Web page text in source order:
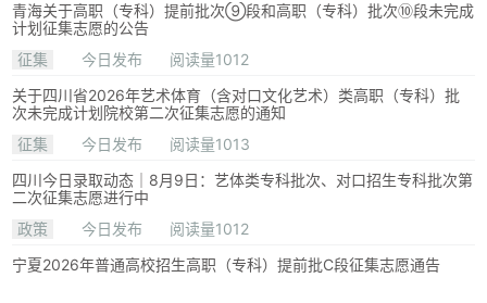
青海关于高职（专科）提前批次⑨段和高职（专科）批次⑩段未完成
计划征集志愿的公告
征集
今日发布
阅读量1012
关于四川省2026年艺术体育（含对口文化艺术）类高职（专科）批
次未完成计划院校第二次征集志愿的通知
征集
今日发布
阅读量1013
四川今日录取动态｜8月9日：艺体类专科批次、对口招生专科批次第
二次征集志愿进行中
政策
今日发布
阅读量1012
宁夏2026年普通高校招生高职（专科）提前批C段征集志愿通告